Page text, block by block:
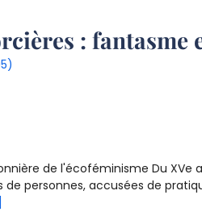
: fantasme
de l'écoféminisme Du
de personnes, accusées de